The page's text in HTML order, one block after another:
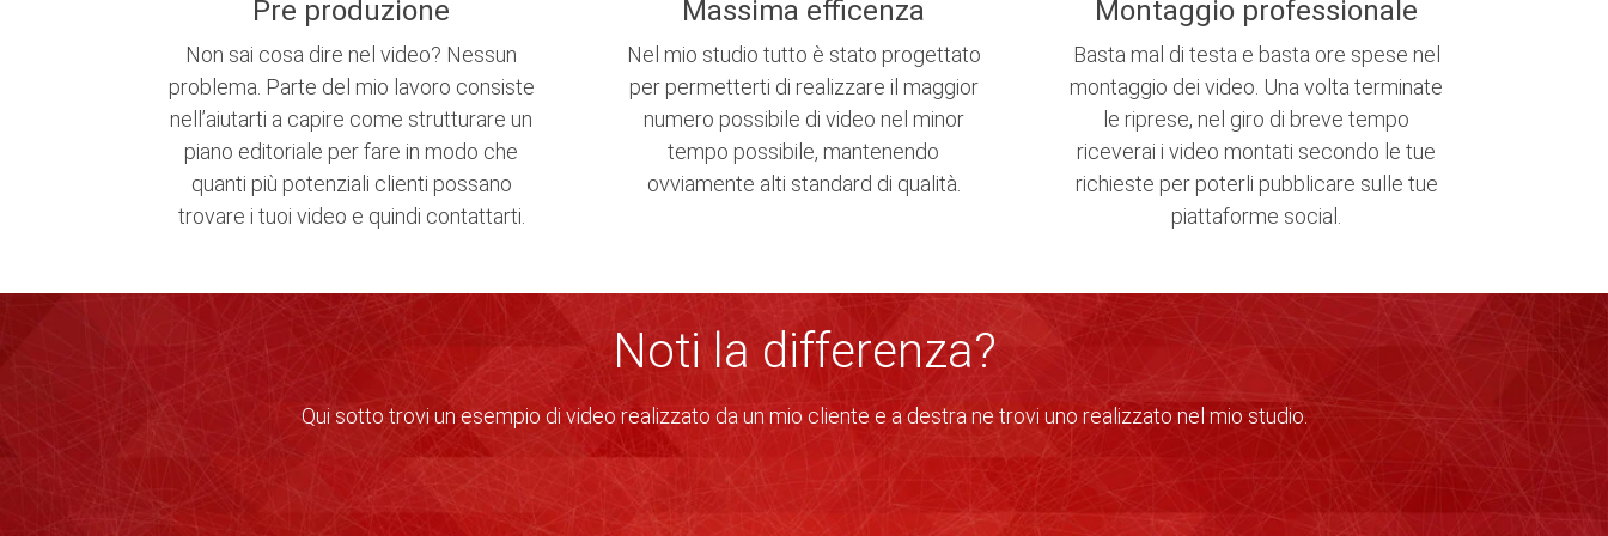
Pre produzione
Non sai cosa dire nel video? Nessun
problema. Parte del mio lavoro consiste
nell’aiutarti a capire come strutturare un
piano editoriale per fare in modo che
quanti più potenziali clienti possano
trovare i tuoi video e quindi contattarti.
Massima efficenza
Nel mio studio tutto è stato progettato
per permetterti di realizzare il maggior
numero possibile di video nel minor
tempo possibile, mantenendo
ovviamente alti standard di qualità.
Montaggio professionale
Basta mal di testa e basta ore spese nel
montaggio dei video. Una volta terminate
le riprese, nel giro di breve tempo
riceverai i video montati secondo le tue
richieste per poterli pubblicare sulle tue
piattaforme social.
Noti la differenza?
Qui sotto trovi un esempio di video realizzato da un mio cliente e a destra ne trovi uno realizzato nel mio studio.